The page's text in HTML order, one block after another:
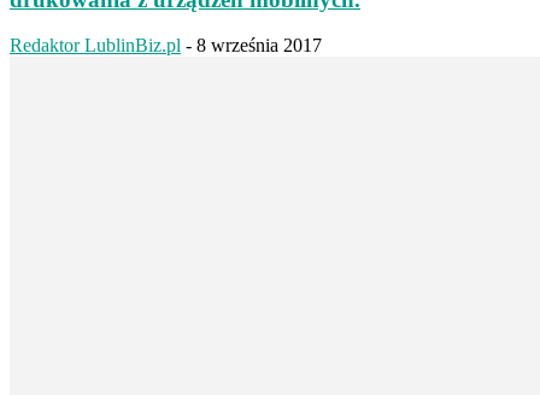
Redaktor LublinBiz.pl - 8 września 2017